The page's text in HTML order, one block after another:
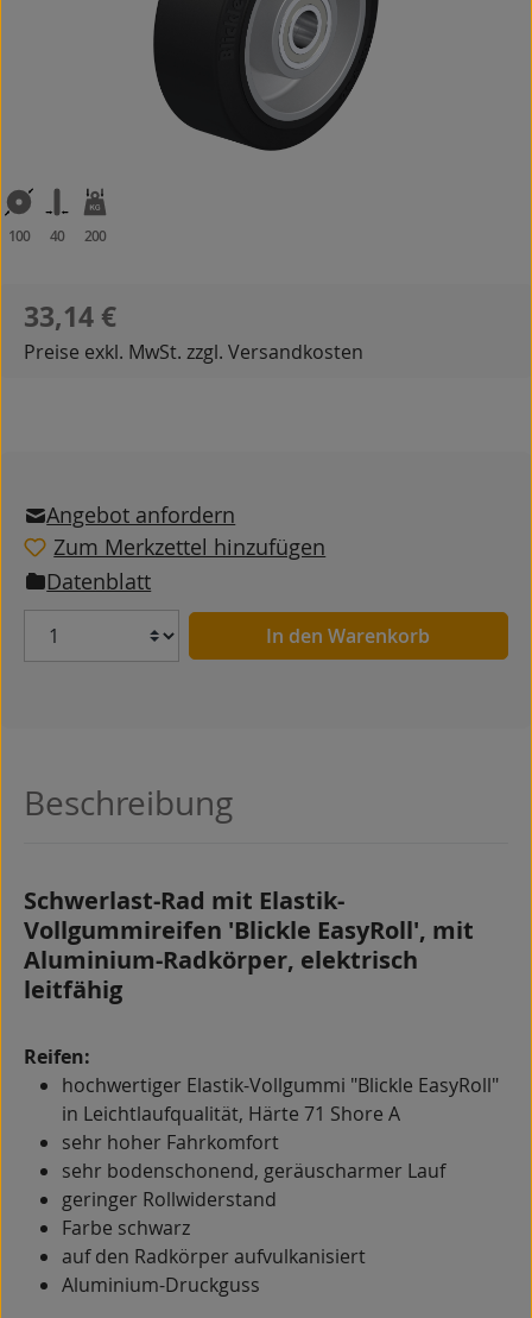
100 40 200
Regulärer Preis:
33,14 €
Preise exkl. MwSt. zzgl. Versandkosten
Angebot anfordern
Zum Merkzettel hinzufügen
Datenblatt
Anzahl In den Warenkorb
Beschreibung
Schwerlast-Rad mit Elastik-
Vollgummireifen 'Blickle EasyRoll', mit
Aluminium-Radkörper, elektrisch
leitfähig
Reifen:
hochwertiger Elastik-Vollgummi "Blickle EasyRoll"
in Leichtlaufqualität, Härte 71 Shore A
sehr hoher Fahrkomfort
sehr bodenschonend, geräuscharmer Lauf
geringer Rollwiderstand
Farbe schwarz
auf den Radkörper aufvulkanisiert
Aluminium-Druckguss